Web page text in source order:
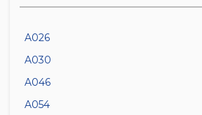
A026
A030
A046
A054